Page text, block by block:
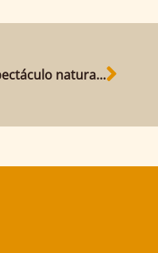
Espectáculo natural en la cantera